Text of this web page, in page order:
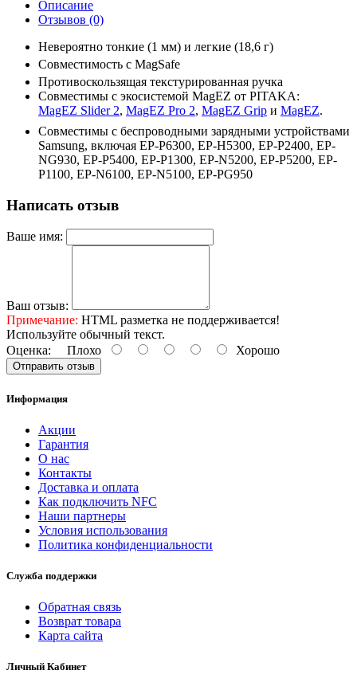
Описание
Отзывов (0)
Невероятно тонкие (1 мм) и легкие (18,6 г)
Совместимость с MagSafe
Противоскользящая текстурированная ручка
Совместимы с экосистемой MagEZ от PITAKA:
MagEZ Slider 2, MagEZ Pro 2, MagEZ Grip и MagEZ.
Совместимы с беспроводными зарядными устройствами
Samsung, включая EP-P6300, EP-H5300, EP-P2400, EP-
NG930, EP-P5400, EP-P1300, EP-N5200, EP-P5200, EP-
P1100, EP-N6100, EP-N5100, EP-PG950
Написать отзыв
Ваше имя:
Ваш отзыв:
Примечание: HTML разметка не поддерживается!
Используйте обычный текст.
Оценка: Плохо Хорошо
Отправить отзыв
Информация
Акции
Гарантия
O нас
Контакты
Доставка и оплата
Как подключить NFC
Наши партнеры
Условия использования
Политика конфиденциальности
Служба поддержки
Обратная связь
Возврат товара
Карта сайта
Личный Кабинет